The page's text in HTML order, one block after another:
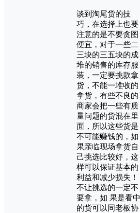
谈到淘尾货的技
巧，在选择上也要
注意的是不要贪图
便宜，对于一些二
三块的三五块的成
堆的销售的库存服
装，一定要挑款拿
货，不能一堆收的
拿货，有些不良的
商家会把一些有质
量问题的货混在里
面，所以这些货是
不可能赚钱的，如
果亲临现场拿货自
己挑选比较好，这
样可以保证基本的
利益和减少损失！
不让挑选的一定不
要拿，如 果是看中
的货可以同老板协